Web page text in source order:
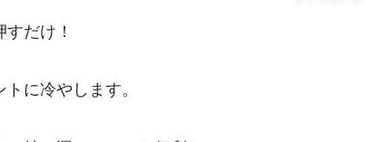
だけ！
に冷やします。